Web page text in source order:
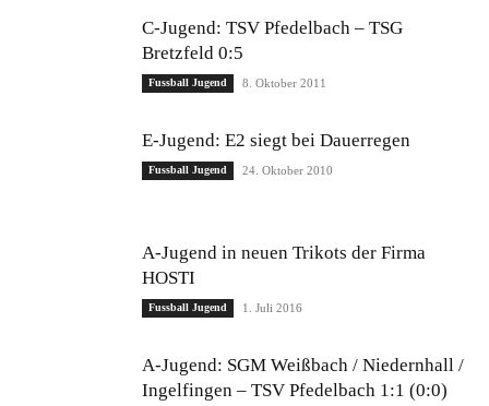
C-Jugend: TSV Pfedelbach – TSG
Bretzfeld 0:5
Fussball Jugend 8. Oktober 2011
E-Jugend: E2 siegt bei Dauerregen
Fussball Jugend 24. Oktober 2010
A-Jugend in neuen Trikots der Firma
HOSTI
Fussball Jugend 1. Juli 2016
A-Jugend: SGM Weißbach / Niedernhall /
Ingelfingen – TSV Pfedelbach 1:1 (0:0)